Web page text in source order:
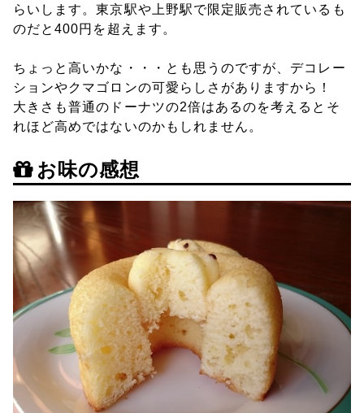
らいします。東京駅や上野駅で限定販売されているも
のだと400円を超えます。
ちょっと高いかな・・・とも思うのですが、デコレー
ションやクマゴロンの可愛らしさがありますから！
大きさも普通のドーナツの2倍はあるのを考えるとそ
れほど高めではないのかもしれません。
お味の感想